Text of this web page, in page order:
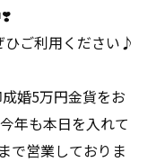
ひご利用ください♪
婚5万円金貨をお
年も本日を入れて
で営業しておりま